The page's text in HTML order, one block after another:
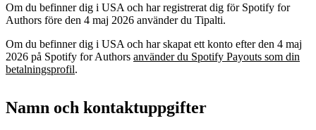
Om du befinner dig i USA och har registrerat dig för Spotify for
Authors före den 4 maj 2026 använder du Tipalti.
Om du befinner dig i USA och har skapat ett konto efter den 4 maj
2026 på Spotify for Authors använder du Spotify Payouts som din
betalningsprofil.
Namn och kontaktuppgifter